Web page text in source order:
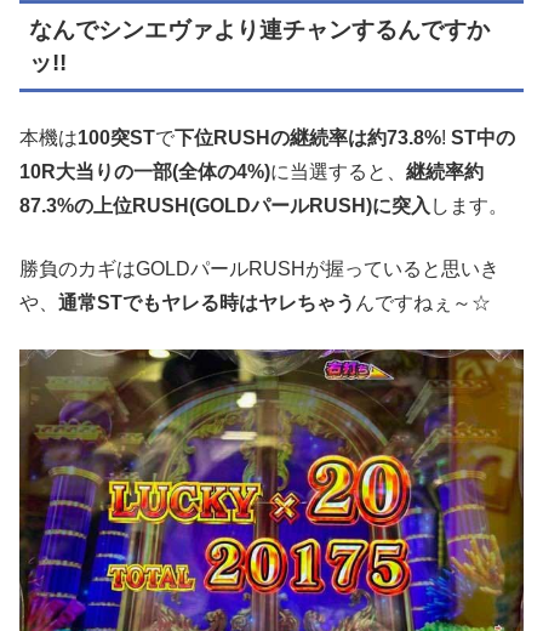
なんでシンエヴァより連チャンするんですか
ッ!!
本機は100突STで下位RUSHの継続率は約73.8%! ST中の
10R大当りの一部(全体の4%)に当選すると、 継続率約
87.3%の上位RUSH(GOLDパールRUSH)に突入 します。
勝負のカギはGOLDパールRUSHが握っていると思いき
や、 通常STでもヤレる時はヤレちゃう んですねぇ～☆